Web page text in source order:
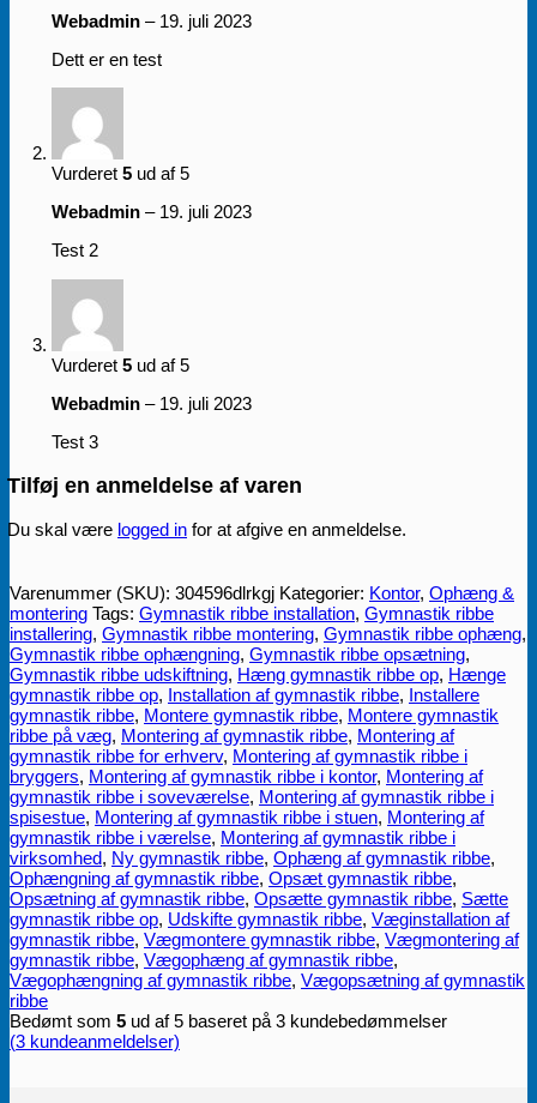
Webadmin – 19. juli 2023
Dett er en test
Vurderet 5 ud af 5
Webadmin – 19. juli 2023
Test 2
Vurderet 5 ud af 5
Webadmin – 19. juli 2023
Test 3
Tilføj en anmeldelse af varen
Du skal være logged in for at afgive en anmeldelse.
Varenummer (SKU): 304596dlrkgj Kategorier: Kontor, Ophæng &
montering Tags: Gymnastik ribbe installation, Gymnastik ribbe
installering, Gymnastik ribbe montering, Gymnastik ribbe ophæng,
Gymnastik ribbe ophængning, Gymnastik ribbe opsætning,
Gymnastik ribbe udskiftning, Hæng gymnastik ribbe op, Hænge
gymnastik ribbe op, Installation af gymnastik ribbe, Installere
gymnastik ribbe, Montere gymnastik ribbe, Montere gymnastik
ribbe på væg, Montering af gymnastik ribbe, Montering af
gymnastik ribbe for erhverv, Montering af gymnastik ribbe i
bryggers, Montering af gymnastik ribbe i kontor, Montering af
gymnastik ribbe i soveværelse, Montering af gymnastik ribbe i
spisestue, Montering af gymnastik ribbe i stuen, Montering af
gymnastik ribbe i værelse, Montering af gymnastik ribbe i
virksomhed, Ny gymnastik ribbe, Ophæng af gymnastik ribbe,
Ophængning af gymnastik ribbe, Opsæt gymnastik ribbe,
Opsætning af gymnastik ribbe, Opsætte gymnastik ribbe, Sætte
gymnastik ribbe op, Udskifte gymnastik ribbe, Væginstallation af
gymnastik ribbe, Vægmontere gymnastik ribbe, Vægmontering af
gymnastik ribbe, Vægophæng af gymnastik ribbe,
Vægophængning af gymnastik ribbe, Vægopsætning af gymnastik
ribbe
Bedømt som 5 ud af 5 baseret på 3 kundebedømmelser
(3 kundeanmeldelser)